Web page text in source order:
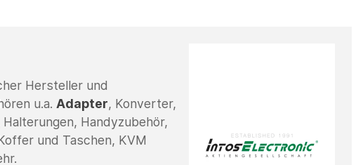
Hersteller und
u.a. Adapter, Konverter,
Handyzubehör,
und Taschen, KVM